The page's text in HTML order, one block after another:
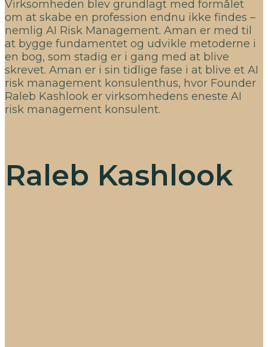
Virksomheden blev grundlagt med formålet
om at skabe en profession endnu ikke findes –
nemlig AI Risk Management. Aman er med til
at bygge fundamentet og udvikle metoderne i
en bog, som stadig er i gang med at blive
skrevet. Aman er i sin tidlige fase i at blive et AI
risk management konsulenthus, hvor Founder
Raleb Kashlook er virksomhedens eneste AI
risk management konsulent.
Raleb Kashlook